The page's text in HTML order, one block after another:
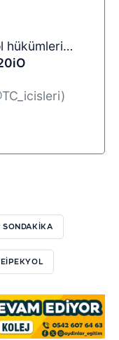
hükümleri…
SONDAKIKA